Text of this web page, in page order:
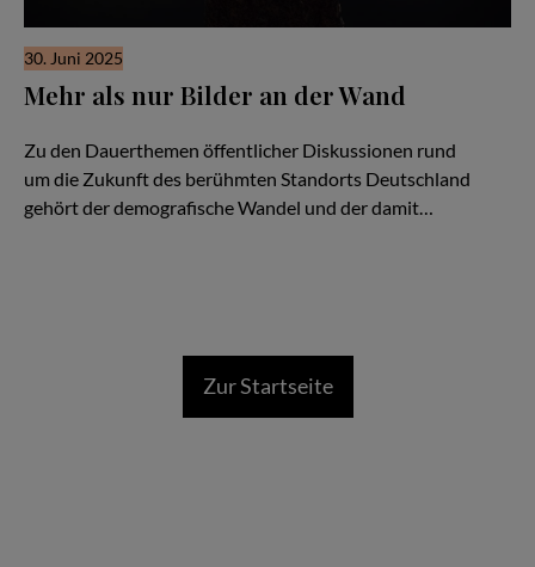
30. Juni 2025
Mehr als nur Bilder an der Wand
Zu den Dauerthemen öffentlicher Diskussionen rund
um die Zukunft des berühmten Standorts Deutschland
gehört der demografische Wandel und der damit…
Zur Startseite